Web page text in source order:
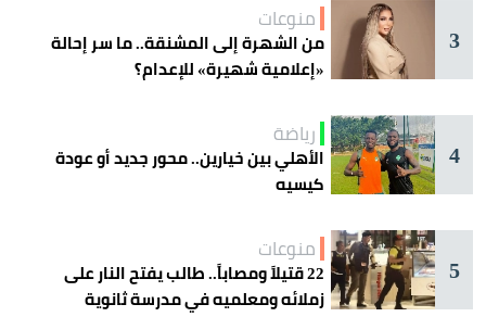
3
منوعات
من الشهرة إلى المشنقة.. ما سر إحالة
«إعلامية شهيرة» للإعدام؟
4
رياضة
الأهلي بين خيارين.. محور جديد أو عودة
كيسيه
5
منوعات
22 قتيلاً ومصاباً.. طالب يفتح النار على
زملائه ومعلميه في مدرسة ثانوية